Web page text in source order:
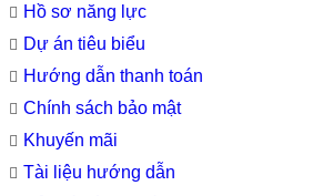
Hồ sơ năng lực
Dự án tiêu biểu
Hướng dẫn thanh toán
Chính sách bảo mật
Khuyến mãi
Tài liệu hướng dẫn